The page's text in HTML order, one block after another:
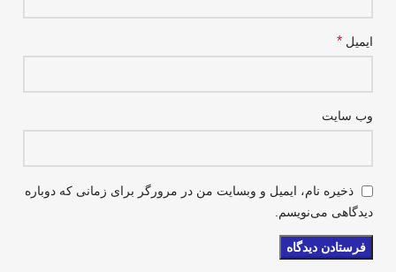
ایمیل *
وب‌ سایت
ذخیره نام، ایمیل و وبسایت من در مرورگر برای زمانی که دوباره
دیدگاهی می‌نویسم.